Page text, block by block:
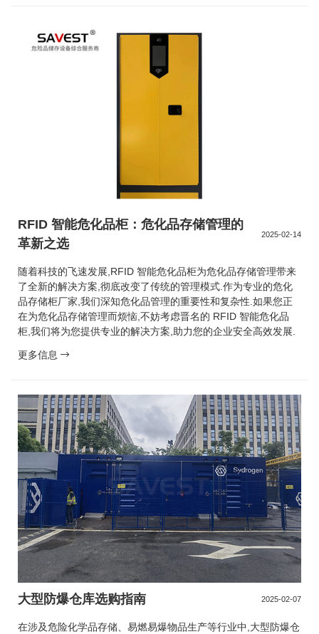
RFID 智能危化品柜：危化品存储管理的
革新之选
2025-02-14
随着科技的飞速发展,RFID 智能危化品柜为危化品存储管理带来
了全新的解决方案,彻底改变了传统的管理模式.作为专业的危化
品存储柜厂家,我们深知危化品管理的重要性和复杂性.如果您正
在为危化品存储管理而烦恼,不妨考虑晋名的 RFID 智能危化品
柜,我们将为您提供专业的解决方案,助力您的企业安全高效发展.
更多信息
大型防爆仓库选购指南 2025-02-07
在涉及危险化学品存储、易燃易爆物品生产等行业中,大型防爆仓